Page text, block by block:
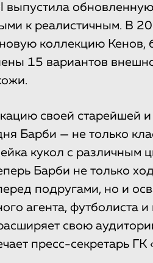
к реалистичным. В
коллекцию
15 вариантов
своей старейшей
Барби — не только
кукол с различным
Барби не только
подругами, но и
агента, футболиста и
свою
пресс-секретарь ГК